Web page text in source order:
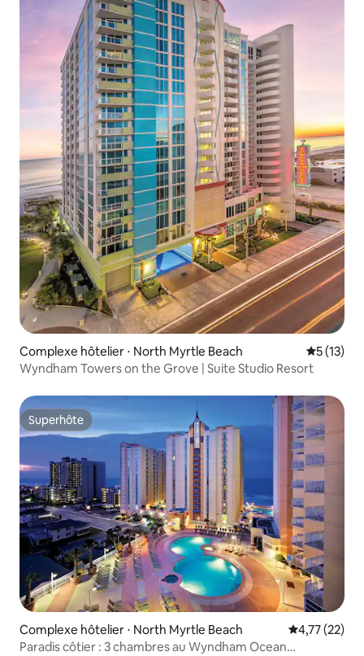
Complexe hôtelier ⋅ North Myrtle Beach
5 (13)
Wyndham Towers on the Grove | Suite Studio Resort
Superhôte
Superhôte
Complexe hôtelier ⋅ North Myrtle Beach Évaluation
4,77 (22)
Paradis côtier : 3 chambres au Wyndham Ocean